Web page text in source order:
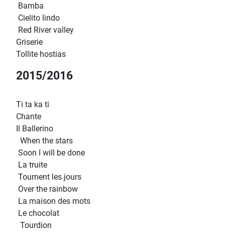
Bamba
Cielito lindo
Red River valley
Griserie
Tollite hostias
2015/2016
Ti ta ka ti
Chante
Il Ballerino
When the stars
Soon I will be done
La truite
Tournent les jours
Over the rainbow
La maison des mots
Le chocolat
Tourdion